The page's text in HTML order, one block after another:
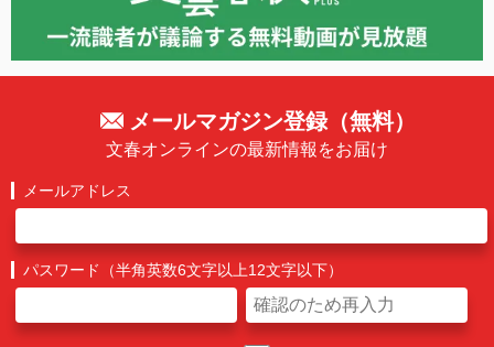
メールマガジン登録（無料）
文春オンラインの最新情報をお届け
メールアドレス
パスワード（半角英数6文字以上12文字以下）